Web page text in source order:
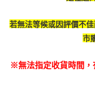
若無法等候或因評價不
市
※無法指定收貨時間，